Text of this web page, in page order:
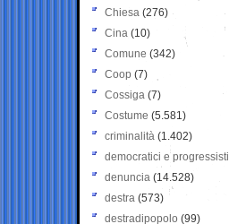
Chiesa (276)
Cina (10)
Comune (342)
Coop (7)
Cossiga (7)
Costume (5.581)
criminalità (1.402)
democratici e progressisti
denuncia (14.528)
destra (573)
destradipopolo (99)